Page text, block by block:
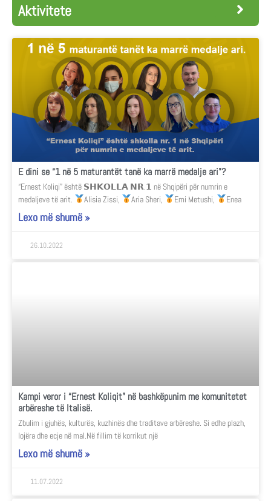
Aktivitete
E dini se “1 në 5 maturantët tanë ka marrë medalje ari”?
“Ernest Koliqi” është 𝗦𝗛𝗞𝗢𝗟𝗟𝗔 𝗡𝗥.𝟭 në Shqipëri për numrin e
medaljeve të arit.
Alisia Zissi, Aria Sheri, Emi Metushi, Enea
Lexo më shumë »
26.10.2022
Kampi veror i “Ernest Koliqit” në bashkëpunim me komunitetet
arbëreshe të Italisë.
Zbulim i gjuhës, kulturës, kuzhinës dhe traditave arbëreshe. Si edhe plazh,
lojëra dhe ecje në mal.Në fillim të korrikut një
Lexo më shumë »
11.07.2022